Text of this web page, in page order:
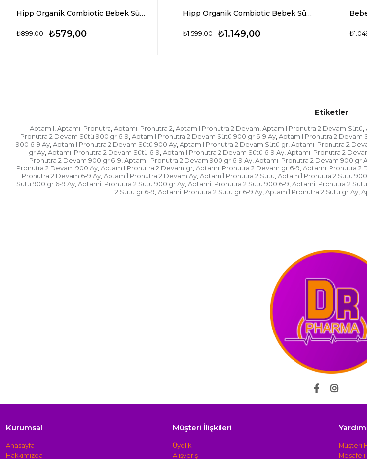
Hipp Organik Combiotic Bebek Sütü 3 Numara 350 gr
₺579,00
₺899,00
Hipp Organik Combiotic Bebek Sütü 3 Numara 800 gr
₺1.149,00
₺1.599,00
Etiketler
Aptamil Aptamil Pronutra Aptamil Pronutra 2 Aptamil Pronutra 2 Devam Aptamil Pronutra 2 Devam Sütü
Pronutra 2 Devam Sütü 900 gr 6-9 Aptamil Pronutra 2 Devam Sütü 900 gr 6-9 Ay, Aptamil Pronutra 2 Devam
900 6-9 Ay Aptamil Pronutra 2 Devam Sütü 900 Ay Aptamil Pronutra 2 Devam Sütü gr Aptamil Pronutra 2
gr Ay, Aptamil Pronutra 2 Devam Sütü 6-9 Aptamil Pronutra 2 Devam Sütü 6-9 Ay, Aptamil Pronutra 2
Pronutra 2 Devam 900 gr 6-9 Aptamil Pronutra 2 Devam 900 gr 6-9 Ay Aptamil Pronutra 2 Devam 900 gr
Pronutra 2 Devam 900 Ay, Aptamil Pronutra 2 Devam gr, Aptamil Pronutra 2 Devam gr 6-9 Aptamil Pronutra 2
Pronutra 2 Devam 6-9 Ay, Aptamil Pronutra 2 Devam Ay, Aptamil Pronutra 2 Sütü Aptamil Pronutra 2 Sütü 900
Sütü 900 gr 6-9 Ay, Aptamil Pronutra 2 Sütü 900 gr Ay, Aptamil Pronutra 2 Sütü 900 6-9 Aptamil Pronutra 2
2 Sütü gr 6-9 Aptamil Pronutra 2 Sütü gr 6-9 Ay, Aptamil Pronutra 2 Sütü gr Ay,
Kurumsal
Anasayfa
Hakkımızda
Müşteri İlişkileri
Üyelik
Alışveriş
Yardım
Müşteri
Mesafeli